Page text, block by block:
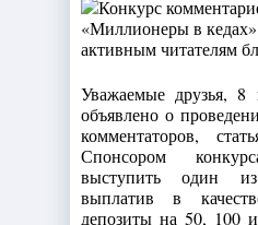
Уважаемые друзья,
объявлено о
комментаторов,
Спонсором
выступить один
выплатив в
депозиты на 50, 100